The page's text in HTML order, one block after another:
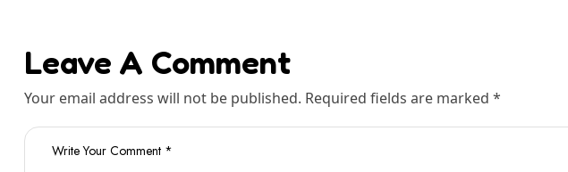
Leave A Comment
Your email address will not be published. Required fields are marked *